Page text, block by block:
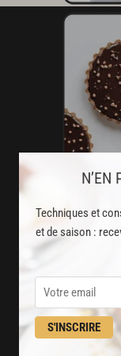
N’EN
Techniques et
et de saison :
S'INSCRIRE
AVEC
LA CUISINE
8000